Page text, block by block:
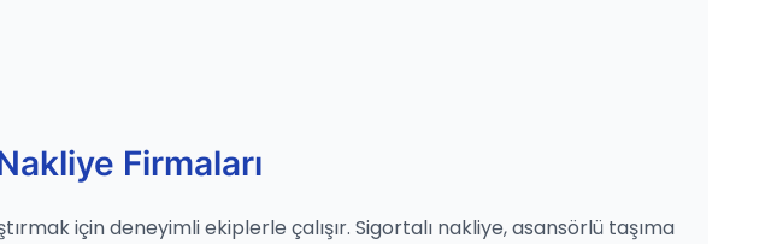
Firmaları
için deneyimli ekiplerle çalışır. Sigortalı nakliye, asansörlü taşıma